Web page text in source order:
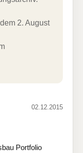
2. August
02.12.2015
Portfolio